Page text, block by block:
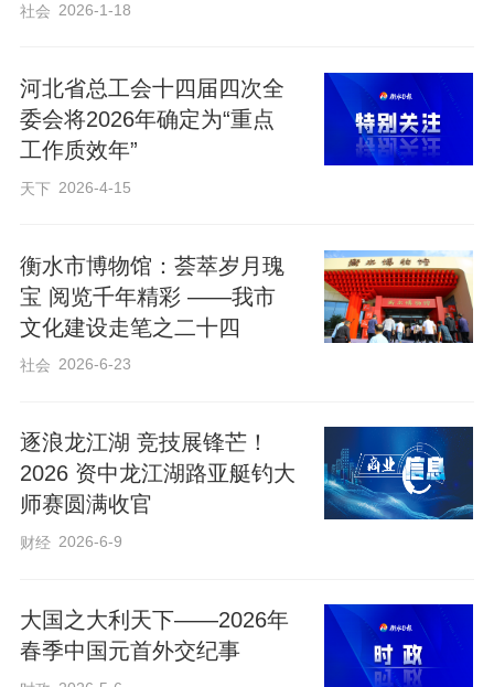
活动现场氛围热烈、秩序井然。各单位紧
式开展全方位、立体化法治宣传，让民法
典知识从书本走向生活、从法条走进民
心。饶阳县农村信用社聚焦群众“钱袋子”安
普及金融法律风险防范要点，守护群众财
产安全。县卫健局立足民生健康，围绕“法
典护航健康，法治守护民生”，宣传医疗卫
生等领域法律规定，以法治保障群众健康
核心，重点宣讲婚姻家庭、妇女儿童权益
保护等内容，传递法治温情，守护家庭幸
社会 2026-1-18
河北省总工会十四届四次全
委会将2026年确定为“重点
工作质效年”
天下 2026-4-15
衡水市博物馆：荟萃岁月瑰
宝 阅览千年精彩 ——我市
文化建设走笔之二十四
社会 2026-6-23
逐浪龙江湖 竞技展锋芒！
2026 资中龙江湖路亚艇钓大
师赛圆满收官
财经 2026-6-9
大国之大利天下——2026年
春季中国元首外交纪事